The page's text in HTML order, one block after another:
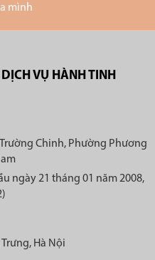
mình
VỤ HÀNH TINH
Chinh, Phường Phương
ngày 21 tháng 01 năm 2008,
Hà Nội